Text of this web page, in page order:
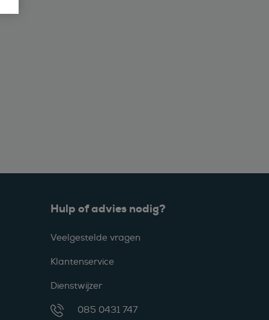
Hulp of advies nodig?
Veelgestelde vragen
Klantenservice
Dienstwijzer
085 0431 747